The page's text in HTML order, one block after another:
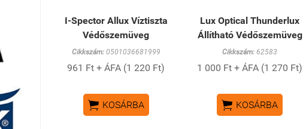
I-Spector Allux Víztiszta
Védőszemüveg
Cikkszám:0501036681999
961 Ft + ÁFA (1 220 Ft)
 KOSÁRBA
Lux Optical Thunderlux
Állítható Védőszemüveg
Cikkszám: 62583
1 000 Ft + ÁFA (1 270 Ft)
 KOSÁRBA